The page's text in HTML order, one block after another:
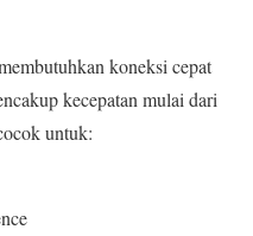
koneksi cepat
kecepatan mulai dari
untuk: